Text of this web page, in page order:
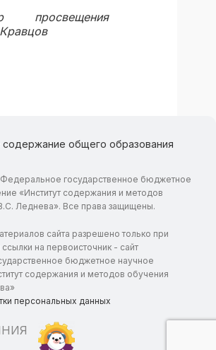
просвещения
содержание общего образования
государственное бюджетное
«Институт содержания и методов
Леднева». Все права защищены.
сайта разрешено только при
на первоисточник - сайт
бюджетное научное
содержания и методов обучения
персональных данных